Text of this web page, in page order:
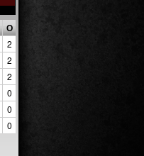
О
2
2
2
0
0
0